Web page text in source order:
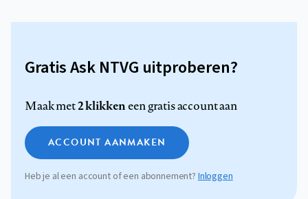
Gratis Ask NTVG uitproberen?
Maak met2 klikkeneen gratis account aan
ACCOUNT AANMAKEN
Heb je al een account of een abonnement?Inloggen